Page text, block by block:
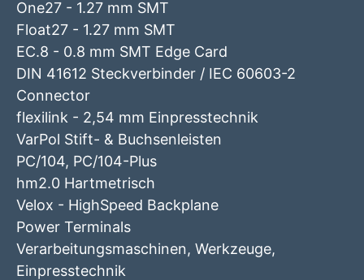
One27 - 1.27 mm SMT
Float27 - 1.27 mm SMT
EC.8 - 0.8 mm SMT Edge Card
DIN 41612 Steckverbinder / IEC 60603-2
Connector
flexilink - 2,54 mm Einpresstechnik
VarPol Stift- & Buchsenleisten
PC/104, PC/104-Plus
hm2.0 Hartmetrisch
Velox - HighSpeed Backplane
Power Terminals
Verarbeitungsmaschinen, Werkzeuge,
Einpresstechnik